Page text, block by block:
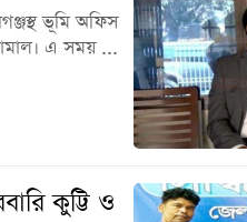
ভূমি অফিস
কামাল। এ সময় ...
কুট্টি ও